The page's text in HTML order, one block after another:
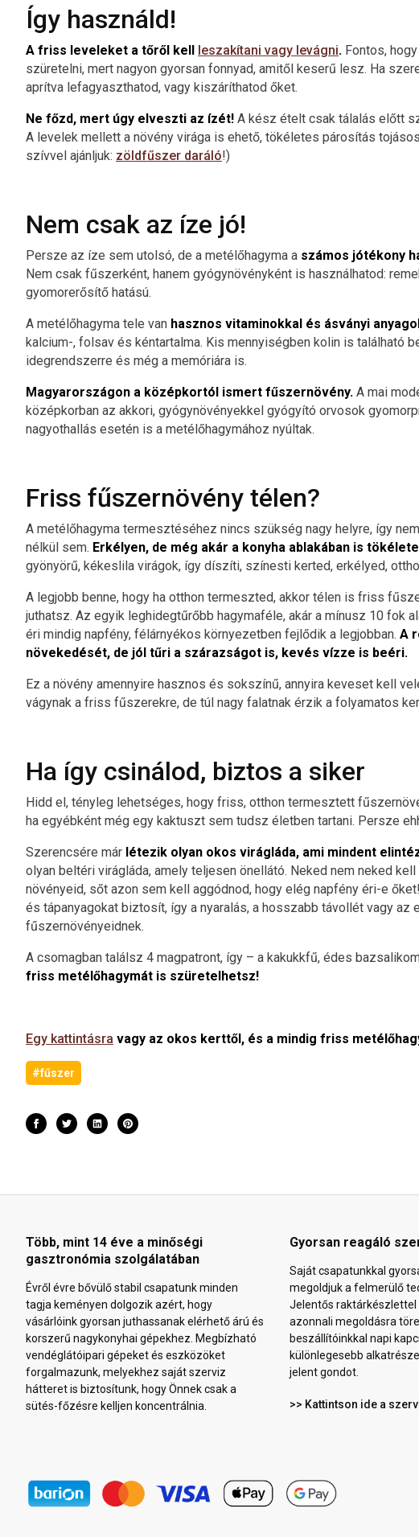
Így használd!
A friss leveleket a tőről kell leszakítani vagy levágni. Fontos,
szüretelni, mert nagyon gyorsan fonnyad, amitől keserű lesz. Ha
aprítva lefagyaszthatod, vagy kiszáríthatod őket.
Ne főzd, mert úgy elveszti az ízét! A kész ételt csak tálalás előtt
A levelek mellett a növény virága is ehető, tökéletes párosítás
szívvel ajánljuk: zöldfűszer daráló!)
Nem csak az íze jó!
Persze az íze sem utolsó, de a metélőhagyma a számos jótékony
Nem csak fűszerként, hanem gyógynövényként is használhatod:
gyomorerősítő hatású.
A metélőhagyma tele van hasznos vitaminokkal és ásványi
kalcium-, folsav és kéntartalma. Kis mennyiségben kolin is található
idegrendszerre és még a memóriára is.
Magyarországon a középkortól ismert fűszernövény. A mai
középkorban az akkori, gyógynövényekkel gyógyító orvosok
nagyothallás esetén is a metélőhagymához nyúltak.
Friss fűszernövény télen?
A metélőhagyma termesztéséhez nincs szükség nagy helyre, így
nélkül sem. Erkélyen, de még akár a konyha ablakában is
gyönyörű, kékeslila virágok, így díszíti, színesti kerted, erkélyed,
A legjobb benne, hogy ha otthon termeszted, akkor télen is friss
juthatsz. Az egyik leghidegtűrőbb hagymaféle, akár a mínusz 10 fok
éri mindig napfény, félárnyékos környezetben fejlődik a legjobban. A
növekedését, de jól tűri a szárazságot is, kevés vízze is beéri.
Ez a növény amennyire hasznos és sokszínű, annyira keveset kell
vágynak a friss fűszerekre, de túl nagy falatnak érzik a folyamatos
Ha így csinálod, biztos a siker
Hidd el, tényleg lehetséges, hogy friss, otthon termesztett
ha egyébként még egy kaktuszt sem tudsz életben tartani. Persze
Szerencsére már létezik olyan okos virágláda, ami mindent
olyan beltéri virágláda, amely teljesen önellátó. Neked nem neked
növényeid, sőt azon sem kell aggódnod, hogy elég napfény éri-e
és tápanyagokat biztosít, így a nyaralás, a hosszabb távollét vagy
fűszernövényeidnek.
A csomagban találsz 4 magpatront, így – a kakukkfű, édes
friss metélőhagymát is szüretelhetsz!
Egy kattintásra vagy az okos kerttől, és a mindig friss
#fűszer
Több, mint 14 éve a minőségi
gasztronómia szolgálatában
Évről évre bővülő stabil csapatunk minden
tagja keményen dolgozik azért, hogy
vásárlóink gyorsan juthassanak elérhető árú és
korszerű nagykonyhai gépekhez. Megbízható
vendéglátóipari gépeket és eszközöket
forgalmazunk, melyekhez saját szerviz
hátteret is biztosítunk, hogy Önnek csak a
sütés-főzésre kelljen koncentrálnia.
Gyorsan reagáló
Saját csapatunkkal
megoldjuk a felmerülő
Jelentős
azonnali megoldásra
beszállítóinkkal napi
különlegesebb
jelent gondot.
>> Kattintson ide a